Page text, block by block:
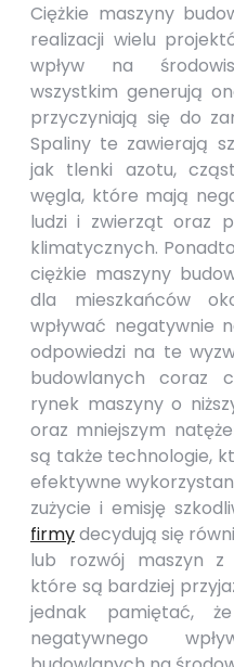
Ciężkie maszyny
realizacji wielu
wpływ na
wszystkim generują
przyczyniają się do
Spaliny te zawierają
jak tlenki azotu,
węgla, które mają
ludzi i zwierząt oraz
klimatycznych.
ciężkie maszyny
dla mieszkańców
wpływać negatywnie
odpowiedzi na te
budowlanych coraz
rynek maszyny o
oraz mniejszym
są także technologie,
efektywne
zużycie i emisję
firmydecydują się
lub rozwój maszyn z
które są bardziej
jednak pamiętać,
negatywnego